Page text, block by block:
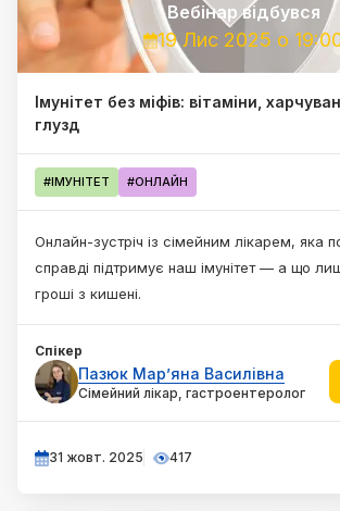
Вебінарвідбувся
19 Лис 2025 о
Імунітет без міфів: вітаміни,
глузд
#ІМУНІТЕТ #ОНЛАЙН
Онлайн-зустріч із сімейним лікарем, яка
справді підтримує наш імунітет — а що
гроші з кишені.
Спікер
Пазюк Мар’яна Василівна
Сімейний лікар, гастроентеролог
31 жовт. 2025 417